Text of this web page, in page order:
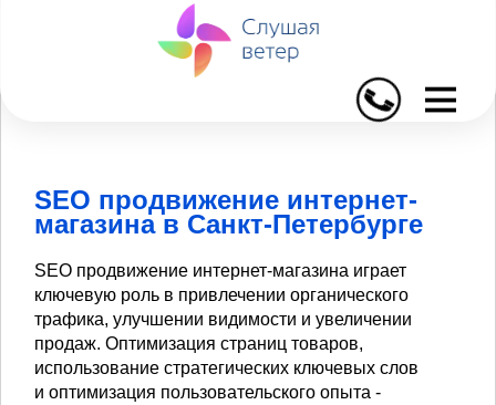
I
SEO продвижение интернет-
магазина в Санкт-Петербурге
SEO продвижение интернет-магазина играет
ключевую роль в привлечении органического
трафика, улучшении видимости и увеличении
продаж. Оптимизация страниц товаров,
использование стратегических ключевых слов
и оптимизация пользовательского опыта -